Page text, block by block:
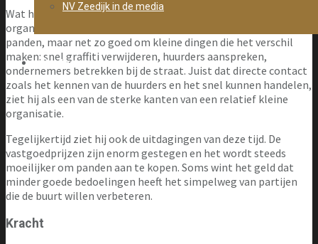
NV Zeedijk in de media
Contact
Wat hem vooral opvalt, is hoe concreet het werk van de
organisatie soms is. Het kan gaan om grote investeringen in
panden, maar net zo goed om kleine dingen die het verschil
maken: snel graffiti verwijderen, huurders aanspreken,
ondernemers betrekken bij de straat. Juist dat directe contact
zoals het kennen van de huurders en het snel kunnen handelen,
ziet hij als een van de sterke kanten van een relatief kleine
organisatie.
Tegelijkertijd ziet hij ook de uitdagingen van deze tijd. De
vastgoedprijzen zijn enorm gestegen en het wordt steeds
moeilijker om panden aan te kopen. Soms wint het geld dat
minder goede bedoelingen heeft het simpelweg van partijen
die de buurt willen verbeteren.
Kracht